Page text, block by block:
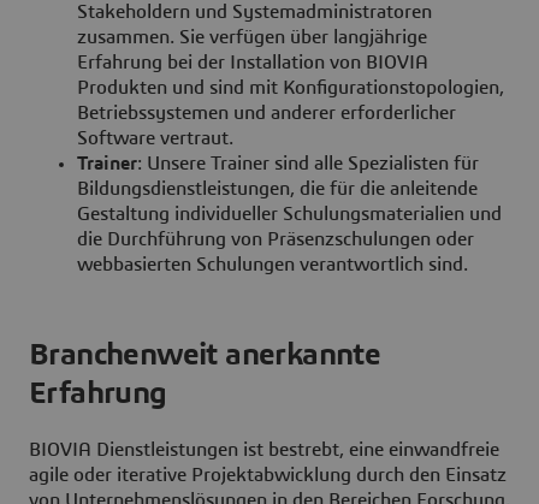
Stakeholdern und Systemadministratoren
zusammen. Sie verfügen über langjährige
Erfahrung bei der Installation von BIOVIA
Produkten und sind mit Konfigurationstopologien,
Betriebssystemen und anderer erforderlicher
Software vertraut.
Trainer: Unsere Trainer sind alle Spezialisten für
Bildungsdienstleistungen, die für die anleitende
Gestaltung individueller Schulungsmaterialien und
die Durchführung von Präsenzschulungen oder
webbasierten Schulungen verantwortlich sind.
Branchenweit anerkannte
Erfahrung
BIOVIA Dienstleistungen ist bestrebt, eine einwandfreie
agile oder iterative Projektabwicklung durch den Einsatz